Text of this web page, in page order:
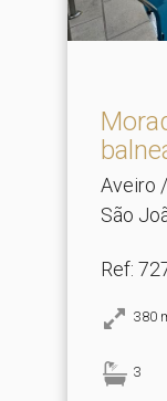
Aveiro
São
Ref:
380
3